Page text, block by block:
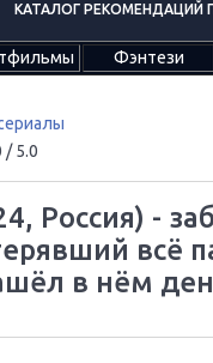
КАТАЛОГ РЕКОМЕНДАЦИЙ
Фэнтези
/ 5.0
Россия) -
всё
в нём